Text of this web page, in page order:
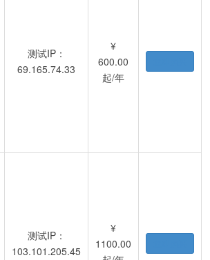
测试IP：
69.165.74.33
¥
600.00
起/年
测试IP：
103.101.205.45
¥
1100.00